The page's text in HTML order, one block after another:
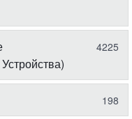
4225
198